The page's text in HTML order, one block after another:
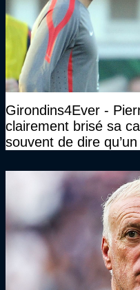
Girondins4Ever -
clairement brisé sa
souvent de dire